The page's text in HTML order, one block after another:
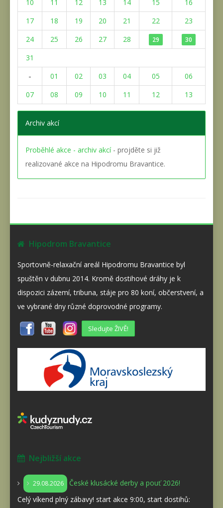
10 11 12 13 14 15
16
17
18 19 20 21 22
23
24
25 26 27 28 29 30
31
-
01 02 03 04 05
06
07
08 09 10 11 12 13
Archiv akcí
Proběhlé akce - archiv akcí- projděte si již
realizované akce na Hipodromu Bravantice.
Hipodrom Bravantice
Sportovně-relaxační areál Hipodromu Bravantice byl
spuštěn v dubnu 2014. Kromě dostihové dráhy je k
dispozici zázemí, tribuna, stáje pro 80 koní, občerstvení, a
ve vybrané dny různé doprovodné programy.
Sledujte ŽIVĚ!
Nejbližší akce
29.08.2026
České klusácké derby a pouť 2026!
Celý víkend plný zábavy! start akce 9:00, start dostihů: